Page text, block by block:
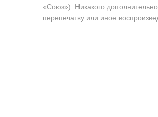
«Союз»). Никакого
перепечатку или иное